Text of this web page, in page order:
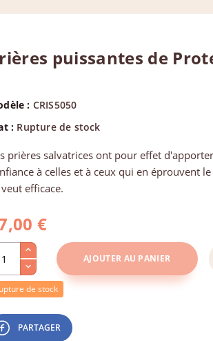
puissantes de
: CRIS5050
: Rupture de stock
prières salvatrices ont pour effet
à celles et à ceux qui en éprouvent
efficace.
€
AJOUTER AU PANIER
de stock
PARTAGER